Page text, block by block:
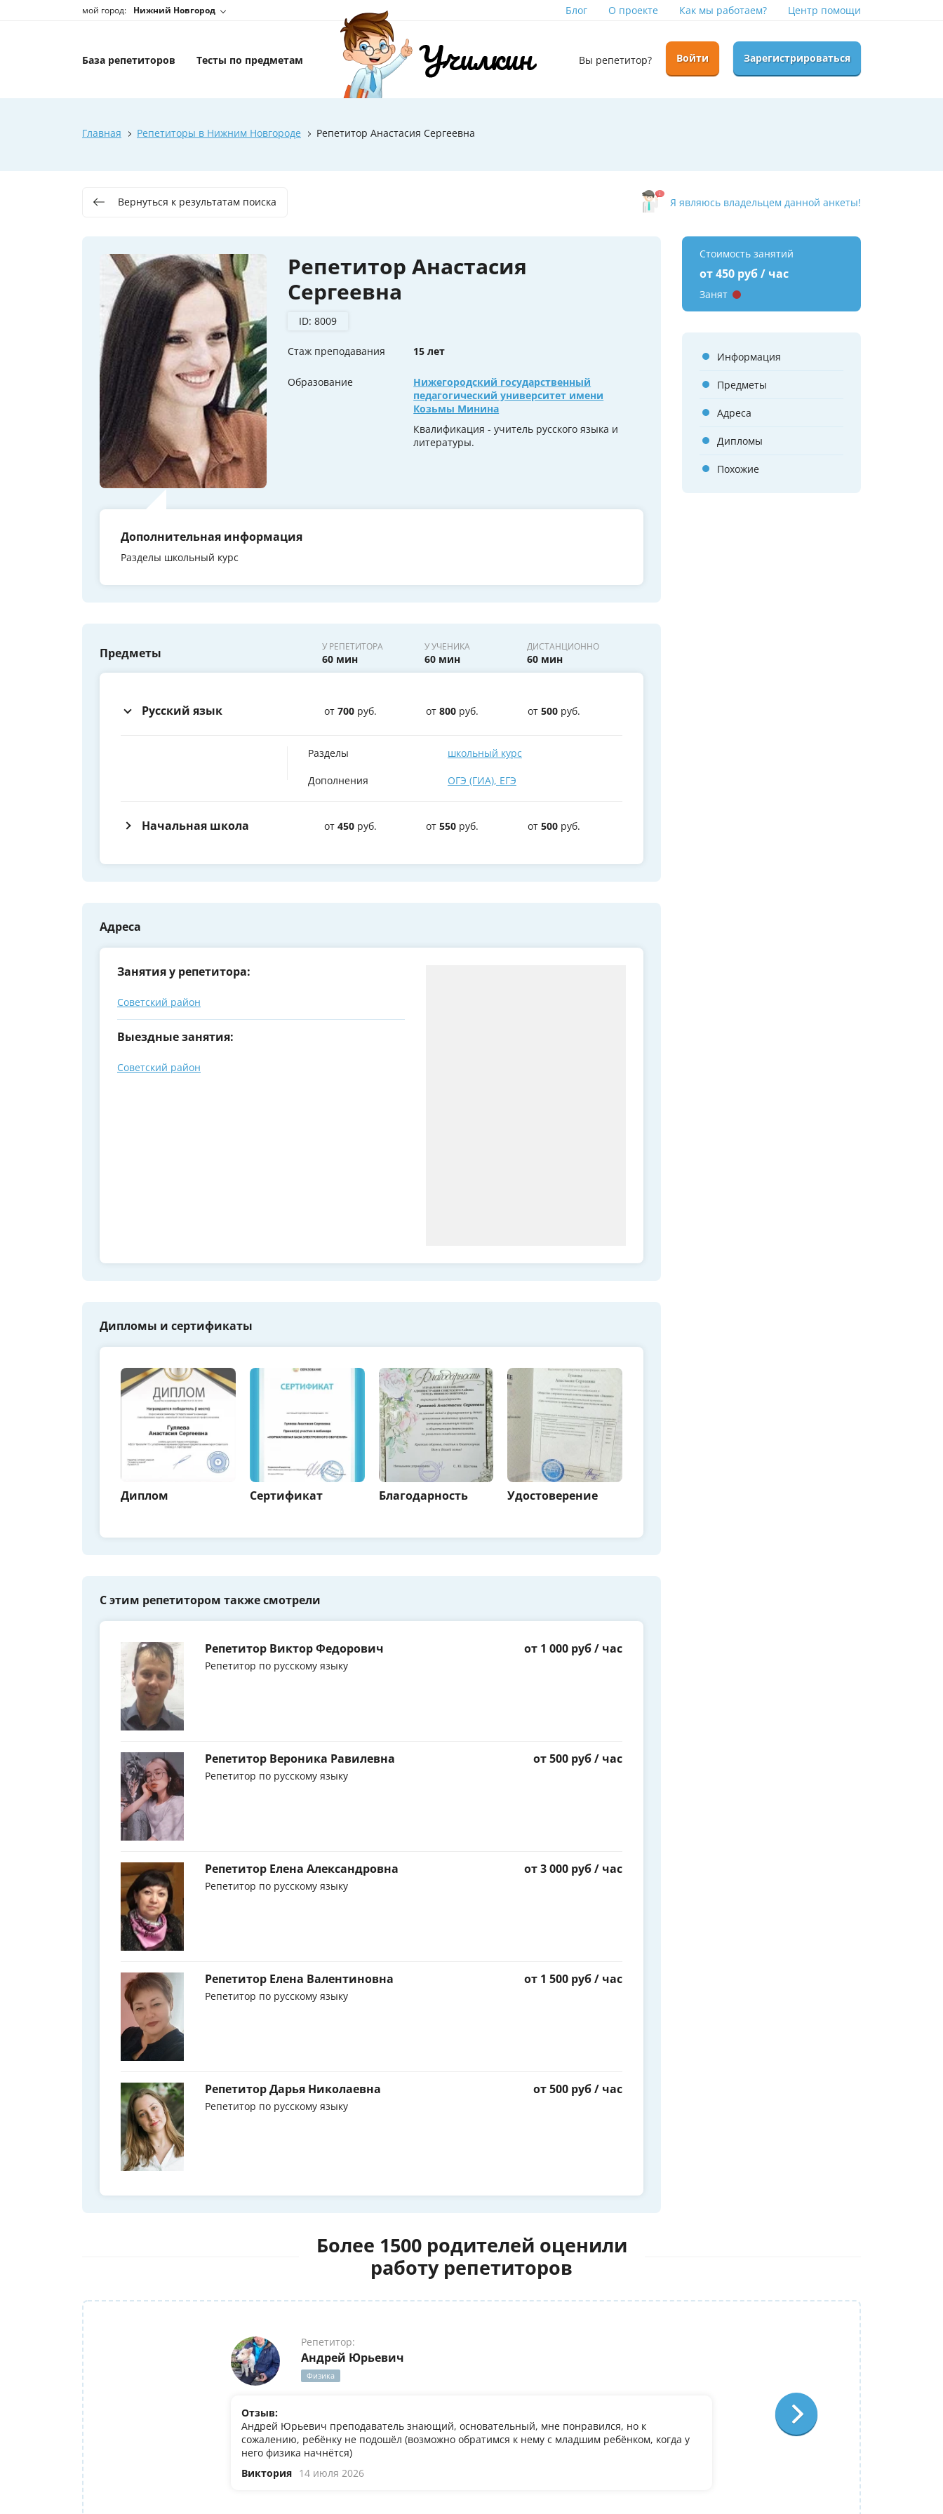
мой город: Нижний Новгород Блог О проекте Как мы работаем? Центр помощи
База репетиторов Тесты по предметам Вы репетитор? Войти Зарегистрироваться
Главная Репетиторы в Нижним Новгороде Репетитор Анастасия Сергеевна
Вернуться к результатам поиска Я являюсь владельцем данной анкеты!
Репетитор Анастасия
Сергеевна
ID: 8009
Стаж преподавания 15 лет
Образование
Нижегородский государственный
педагогический университет имени
Козьмы Минина
Квалификация - учитель русского языка и
литературы.
Дополнительная информация
Разделы школьный курс
Предметы У РЕПЕТИТОРА
60 мин
У УЧЕНИКА
60 мин
ДИСТАНЦИОННО
60 мин
Русский язык от 700 руб. от 800 руб. от 500 руб.
Разделы школьный курс
Дополнения ОГЭ (ГИА), ЕГЭ
Начальная школа от 450 руб. от 550 руб. от 500 руб.
Адреса
Занятия у репетитора:
Советский район
Выездные занятия:
Советский район
Дипломы и сертификаты
Диплом Сертификат Благодарность Удостоверение
С этим репетитором также смотрели
Репетитор Виктор Федорович
Репетитор по русскому языку
от 1 000 руб / час
Репетитор Вероника Равилевна
Репетитор по русскому языку
от 500 руб / час
Репетитор Елена Александровна
Репетитор по русскому языку
от 3 000 руб / час
Репетитор Елена Валентиновна
Репетитор по русскому языку
от 1 500 руб / час
Репетитор Дарья Николаевна
Репетитор по русскому языку
от 500 руб / час
Стоимость занятий
от 450 руб / час
Занят
Информация
Предметы
Адреса
Дипломы
Похожие
Более 1500 родителей оценили
работу репетиторов
Репетитор:
Андрей Юрьевич
Физика
Отзыв:
Андрей Юрьевич преподаватель знающий, основательный, мне понравился, но к
сожалению, ребёнку не подошёл (возможно обратимся к нему с младшим ребёнком, когда у
него физика начнётся)
Виктория 14 июля 2026
Ольга Александровна
У дочери есть желание поступить в it
олимпиадеого уровня 7 и 8 класс за
9. Искали посильнее преподавателя
Ольгой Александровне! Спасибо!